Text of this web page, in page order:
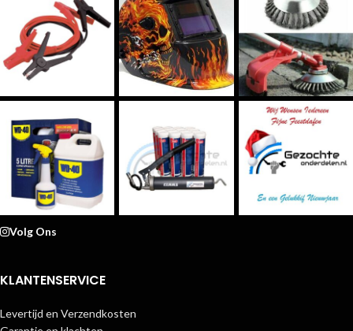
Volg Ons
KLANTENSERVICE
Levertijd en Verzendkosten